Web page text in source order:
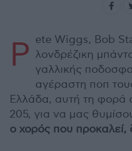
P ete Wiggs, Bob
λονδρέζικη
γαλλικής
αγέραστη ποπ
Ελλάδα, αυτή τη φορά
205, για να μας
ο χορός που προκαλεί,